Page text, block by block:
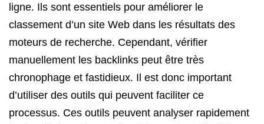
ligne. Ils sont essentiels pour améliorer le
classement d’un site Web dans les résultats des
moteurs de recherche. Cependant, vérifier
manuellement les backlinks peut être très
chronophage et fastidieux. Il est donc important
d’utiliser des outils qui peuvent faciliter ce
processus. Ces outils peuvent analyser rapidement